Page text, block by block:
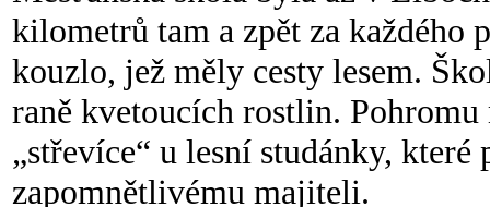
kilometrů tam a zpět za každého
kouzlo, jež měly cesty lesem.
raně kvetoucích rostlin.
„střevíce“ u lesní studánky,
zapomnětlivému majiteli.